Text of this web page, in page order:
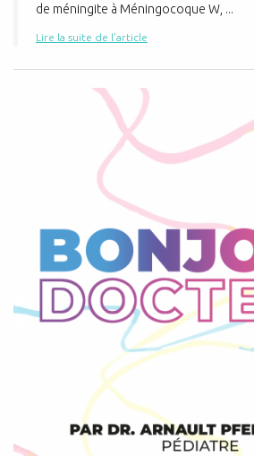
de méningite à Méningocoque W, ...
Lire la suite de l'article